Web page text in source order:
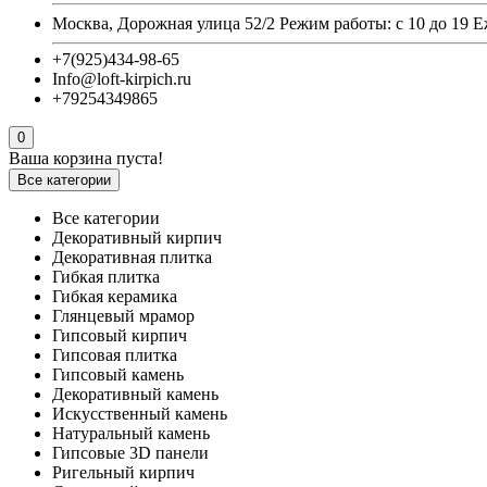
Москва, Дорожная улица 52/2 Режим работы: с 10 до 19
+7(925)434-98-65
Info@loft-kirpich.ru
+79254349865
0
Ваша корзина пуста!
Все категории
Все категории
Декоративный кирпич
Декоративная плитка
Гибкая плитка
Гибкая керамика
Глянцевый мрамор
Гипсовый кирпич
Гипсовая плитка
Гипсовый камень
Декоративный камень
Искусственный камень
Натуральный камень
Гипсовые 3D панели
Ригельный кирпич